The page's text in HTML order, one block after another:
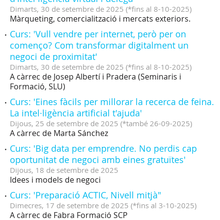
Dimarts, 30 de setembre de 2025 (*fins al 8-10-2025)
Màrqueting, comercialització i mercats exteriors.
Curs: 'Vull vendre per internet, però per on
començo? Com transformar digitalment un
negoci de proximitat'
Dimarts, 30 de setembre de 2025 (*fins al 8-10-2025)
A càrrec de Josep Albertí i Pradera (Seminaris i
Formació, SLU)
Curs: 'Eines fàcils per millorar la recerca de feina.
La intel·ligència artificial t'ajuda'
Dijous, 25 de setembre de 2025 (*també 26-09-2025)
A càrrec de Marta Sánchez
Curs: 'Big data per emprendre. No perdis cap
oportunitat de negoci amb eines gratuïtes'
Dijous, 18 de setembre de 2025
Idees i models de negoci
Curs: 'Preparació ACTIC, Nivell mitjà"
Dimecres, 17 de setembre de 2025 (*fins al 3-10-2025)
A càrrec de Fabra Formació SCP